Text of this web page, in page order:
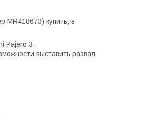
MR418673) купить, в
Pajero 3.
выставить развал